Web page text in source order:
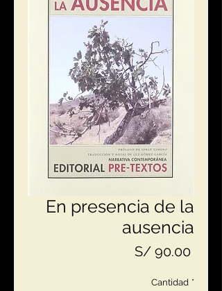
En presencia de la
ausencia
S/ 90.00Precio
Cantidad *